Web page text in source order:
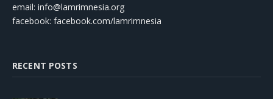
email: info@lamrimnesia.org
facebook: facebook.com/lamrimnesia
RECENT POSTS